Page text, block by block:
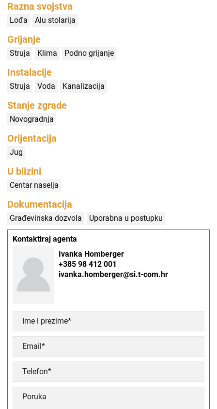
Razna svojstva
Lođa Alu stolarija
Grijanje
Struja Klima Podno grijanje
Instalacije
Struja Voda Kanalizacija
Stanje zgrade
Novogradnja
Orijentacija
Jug
U blizini
Centar naselja
Dokumentacija
Građevinska dozvola Uporabna u postupku
Kontaktiraj agenta
Ivanka Homberger
+385 98 412 001
ivanka.homberger@si.t-com.hr